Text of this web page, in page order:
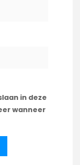
in deze
wanneer